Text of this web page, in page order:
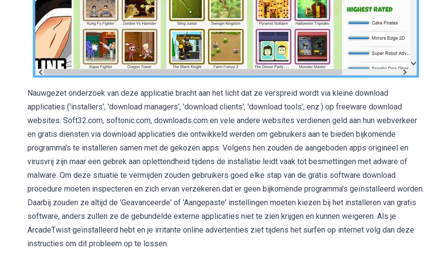
Nauwgezet onderzoek van deze applicatie bracht aan het licht dat ze verspreid wordt via kleine download
applicaties ('installers', 'download managers', 'download clients', 'download tools', enz.) op freeware download
websites. Soft32.com, softonic.com, downloads.com en vele andere websites verdienen geld aan hun webverkeer
en gratis diensten via download applicaties die ontwikkeld werden om gebruikers aan te bieden bijkomende
programma's te installeren samen met de gekozen apps. Volgens hen zouden de aangeboden apps origineel en
virusvrij zijn maar een gebrek aan oplettendheid tijdens de installatie leidt vaak tot besmettingen met adware of
malware. Om deze situatie te vermijden zouden gebruikers goed elke stap van de gratis software download
procedure moeten inspecteren en zich ervan verzekeren dat er geen bijkomende programma's geïnstalleerd worden.
Daarbij zouden ze altijd de 'Geavanceerde' of 'Aangepaste' instellingen moeten kiezen bij het installeren van gratis
software, anders zullen ze de gebundelde externe applicaties niet te zien krijgen en kunnen weigeren. Als je
ArcadeTwist geïnstalleerd hebt en je irritante online advertenties ziet tijdens het surfen op internet volg dan deze
instructies om dit probleem op te lossen.